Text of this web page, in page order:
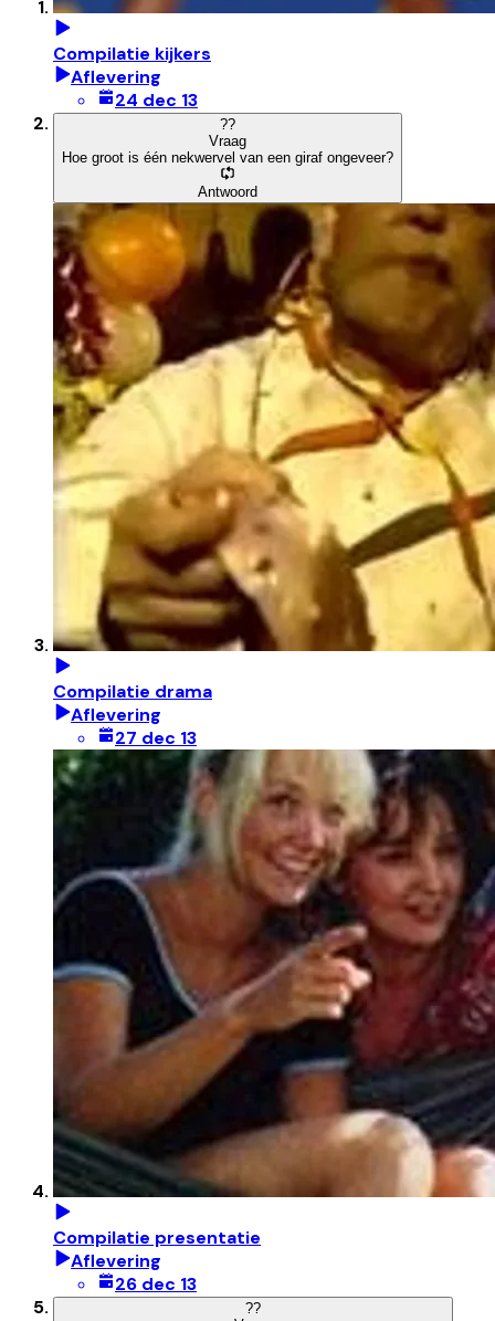
Compilatie kijkers
Aflevering
24 dec 13
??
Vraag
Hoe groot is één nekwervel van een giraf ongeveer?
Antwoord
Compilatie drama
Aflevering
27 dec 13
Compilatie presentatie
Aflevering
26 dec 13
??